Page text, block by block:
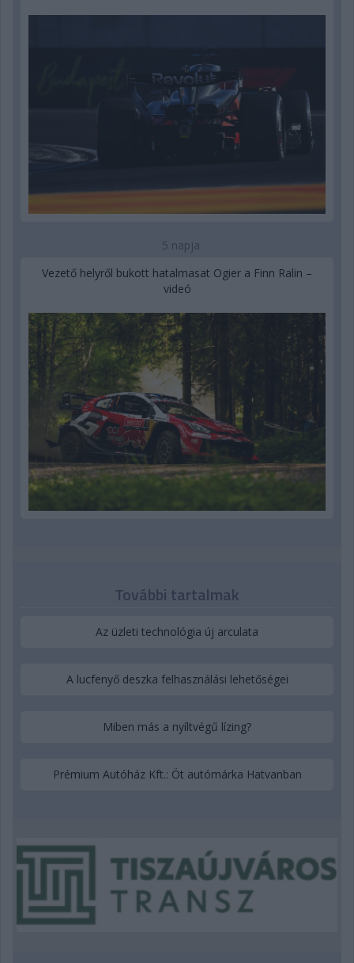
5 napja
Vezető helyről bukott hatalmasat Ogier a Finn Ralin –
videó
További tartalmak
Az üzleti technológia új arculata
A lucfenyő deszka felhasználási lehetőségei
Miben más a nyíltvégű lízing?
Prémium Autóház Kft.: Öt autómárka Hatvanban